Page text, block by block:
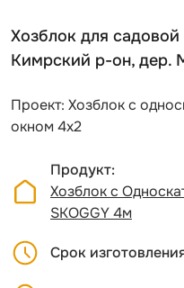
Хозблок для садовой
Кимрский р-он, дер.
Проект: Хозблок с
окном 4х2
Продукт
Хозблок с
SKOGGY 4м
Срок